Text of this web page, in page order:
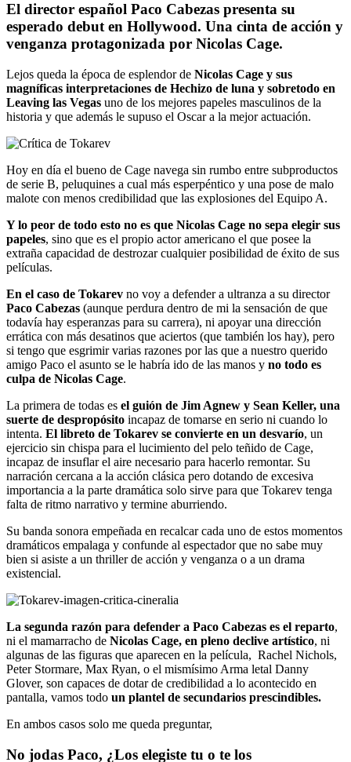
El director español Paco Cabezas presenta su
esperado debut en Hollywood. Una cinta de acción y
venganza protagonizada por Nicolas Cage.
Lejos queda la época de esplendor de Nicolas Cage y sus
magníficas interpretaciones de Hechizo de luna y sobretodo en
Leaving las Vegas uno de los mejores papeles masculinos de la
historia y que además le supuso el Oscar a la mejor actuación.
Hoy en día el bueno de Cage navega sin rumbo entre subproductos
de serie B, peluquines a cual más esperpéntico y una pose de malo
malote con menos credibilidad que las explosiones del Equipo A.
Y lo peor de todo esto no es que Nicolas Cage no sepa elegir sus
papeles, sino que es el propio actor americano el que posee la
extraña capacidad de destrozar cualquier posibilidad de éxito de sus
películas.
En el caso de Tokarev no voy a defender a ultranza a su director
Paco Cabezas (aunque perdura dentro de mi la sensación de que
todavía hay esperanzas para su carrera), ni apoyar una dirección
errática con más desatinos que aciertos (que también los hay), pero
si tengo que esgrimir varias razones por las que a nuestro querido
amigo Paco el asunto se le habría ido de las manos y no todo es
culpa de Nicolas Cage.
La primera de todas es el guión de Jim Agnew y Sean Keller, una
suerte de despropósito incapaz de tomarse en serio ni cuando lo
intenta. El libreto de Tokarev se convierte en un desvarío, un
ejercicio sin chispa para el lucimiento del pelo teñido de Cage,
incapaz de insuflar el aire necesario para hacerlo remontar. Su
narración cercana a la acción clásica pero dotando de excesiva
importancia a la parte dramática solo sirve para que Tokarev tenga
falta de ritmo narrativo y termine aburriendo.
Su banda sonora empeñada en recalcar cada uno de estos momentos
dramáticos empalaga y confunde al espectador que no sabe muy
bien si asiste a un thriller de acción y venganza o a un drama
existencial.
La segunda razón para defender a Paco Cabezas es el reparto,
ni el mamarracho de Nicolas Cage, en pleno declive artístico, ni
algunas de las figuras que aparecen en la película, Rachel Nichols,
Peter Stormare, Max Ryan, o el mismísimo Arma letal Danny
Glover, son capaces de dotar de credibilidad a lo acontecido en
pantalla, vamos todo un plantel de secundarios prescindibles.
En ambos casos solo me queda preguntar,
No jodas Paco, ¿Los elegiste tu o te los